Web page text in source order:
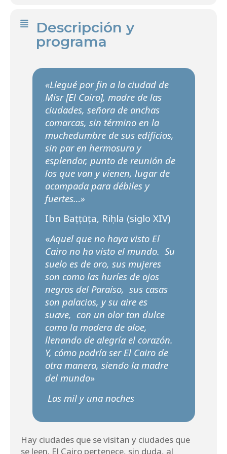
Descripción y
programa
«Llegué por fin a la ciudad de
Misr [El Cairo], madre de las
ciudades, señora de anchas
comarcas, sin término en la
muchedumbre de sus edificios,
sin par en hermosura y
esplendor, punto de reunión de
los que van y vienen, lugar de
acampada para débiles y
fuertes…»
Ibn Baṭṭūṭa, Riḥla (siglo XIV)
«Aquel que no haya visto El
Cairo no ha visto el mundo.Su
suelo es de oro, sus mujeres
son como las huríes de ojos
negros del Paraíso,sus casas
son palacios, y su aire es
suave, con un olor tan dulce
como la madera de aloe,
llenando de alegría el corazón.
Y, cómo podría ser El Cairo de
otra manera, siendo la madre
del mundo»
Las mil y una noches
Hay ciudades que se visitan y ciudades que
se leen. El Cairo pertenece, sin duda, al